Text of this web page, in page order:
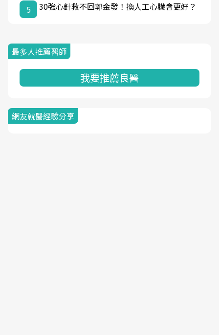
5 30強心針救不回郭金發！換人工心臟會更好？
最多人推薦醫師
我要推薦良醫
網友就醫經驗分享